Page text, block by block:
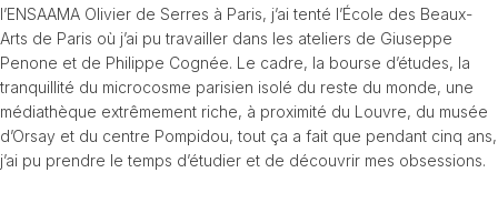
l’ENSAAMA Olivier de Serres à Paris, j’ai tenté l’École des Beaux-
Arts de Paris où j’ai pu travailler dans les ateliers de Giuseppe
Penone et de Philippe Cognée. Le cadre, la bourse d’études, la
tranquillité du microcosme parisien isolé du reste du monde, une
médiathèque extrêmement riche, à proximité du Louvre, du musée
d’Orsay et du centre Pompidou, tout ça a fait que pendant cinq ans,
j’ai pu prendre le temps d’étudier et de découvrir mes obsessions.